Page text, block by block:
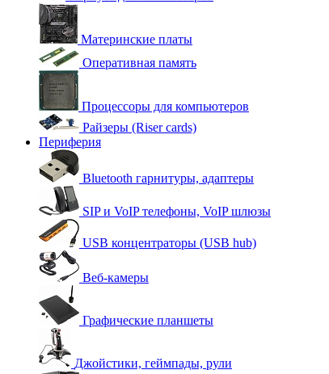
Материнские платы
Оперативная память
Процессоры для компьютеров
Райзеры (Riser cards)
Периферия
Bluetooth гарнитуры, адаптеры
SIP и VoIP телефоны, VoIP шлюзы
USB концентраторы (USB hub)
Веб-камеры
Графические планшеты
Джойстики, геймпады, рули